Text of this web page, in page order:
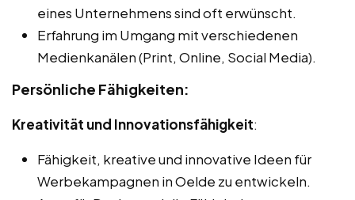
eines Unternehmens sind oft erwünscht.
Erfahrung im Umgang mit verschiedenen
Medienkanälen (Print, Online, Social Media).
Persönliche Fähigkeiten:
Kreativität und Innovationsfähigkeit:
Fähigkeit, kreative und innovative Ideen für
Werbekampagnen in Oelde zu entwickeln.